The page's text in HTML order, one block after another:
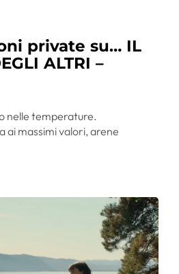
private su… IL
ALTRI –
nelle temperature.
ai massimi valori, arene